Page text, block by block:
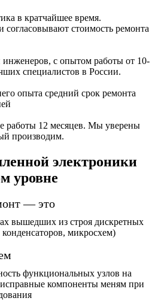
в кратчайшее время.
согласовывают стоимость ремонта
инженеров, с опытом работы от 10-
специалистов в России.
опыта средний срок ремонта
работы 12 месяцев. Мы уверены
производим.
электроники
уровне
— это
вышедших из строя дискретных
микросхем)
функциональных узлов на
компоненты меням при